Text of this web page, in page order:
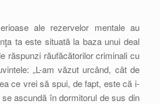
ale rezervelor mentale au
ta este situată la baza unui deal
răspunzi răufăcătorilor criminali cu
„L-am văzut urcând, cât de
ce vrei să spui, de fapt, este că i-
ascundă în dormitorul de sus din